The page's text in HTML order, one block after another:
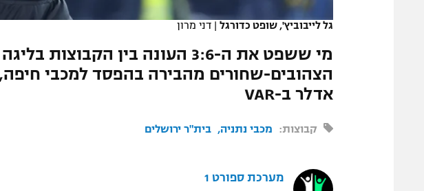
גל לייבוביץ', שופט כדורגל | דני מרון
מי ששפט את ה-3:6 העונה בין הקבוצות
הצהובים-שחורים מהבירה בהפסד למכבי חיפה,
אדלר ב-VAR
קבוצות: מכבי נתניה בית"ר ירושלים
מערכת ספורט 1